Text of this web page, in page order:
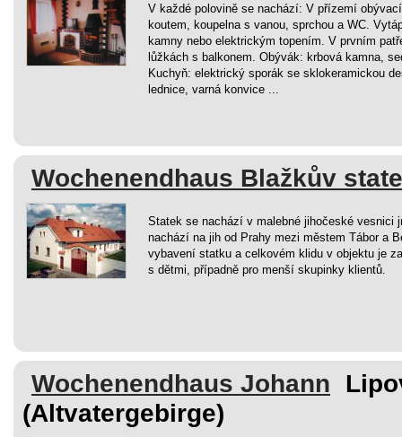
V každé polovině se nachází: V přízemí
koutem, koupelna s vanou, sprchou a WC.
kamny nebo elektrickým topením. V prvním
lůžkách s balkonem. Obývák: krbová kamna,
Kuchyň: elektrický sporák se sklokeramickou
lednice, varná konvice ...
Wochenendhaus Blažkův
Statek se nachází v malebné jihočeské vesnici
nachází na jih od Prahy mezi městem Tábor a
vybavení statku a celkovém klidu v objektu je
s dětmi, případně pro menší skupinky klientů.
Wochenendhaus Johann
(Altvatergebirge)